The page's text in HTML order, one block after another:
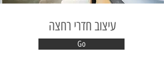
עיצוב חדרי רחצה
Go